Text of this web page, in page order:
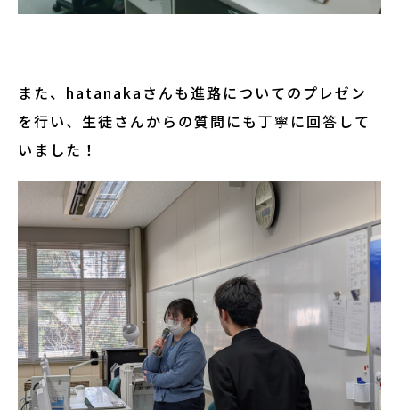
また、hatanakaさんも進路についてのプレゼン
を行い、生徒さんからの質問にも丁寧に回答して
いました！